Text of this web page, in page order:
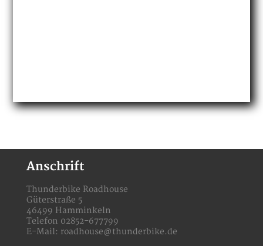
Anschrift
Thunderbike Roadhouse
Güterstraße 5
46499 Hamminkeln
Telefon 02852-677799
E-Mail: roadhouse@thunderbike.de